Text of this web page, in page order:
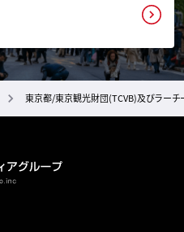
東京都/東京観光財団(TCVB)及びラーチ